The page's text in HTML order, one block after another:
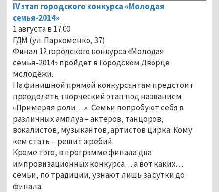
IV этап городского конкурса «Молодая
семья-2014»
1 августа в 17:00
ГДМ (ул. Пархоменко, 37)
Финал 12 городского конкурса «Молодая
семья-2014» пройдет в Городском Дворце
молодёжи.
На финишной прямой конкурсантам предстоит
преодолеть творческий этап под названием
«Примеряя роли…». Семьи попробуют себя в
различных амплуа – актеров, танцоров,
вокалистов, музыкантов, артистов цирка. Кому
кем стать – решит жребий.
Кроме того, в программе финала два
импровизационных конкурса… а вот каких…
семьи, по традиции, узнают лишь за сутки до
финала.